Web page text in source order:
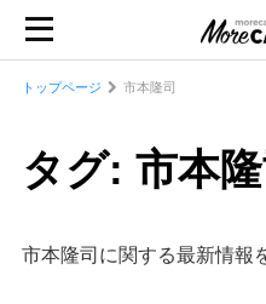
トップページ 市本隆司
タグ: 市本隆
市本隆司に関する最新情報